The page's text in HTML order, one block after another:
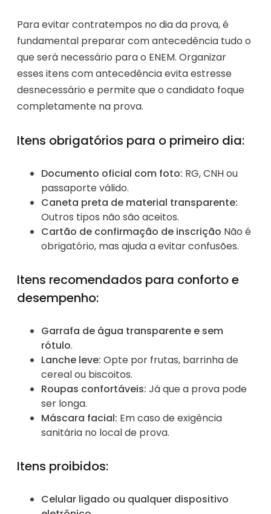
Para evitar contratempos no dia da prova, é
fundamental preparar com antecedência tudo o
que será necessário para o ENEM. Organizar
esses itens com antecedência evita estresse
desnecessário e permite que o candidato foque
completamente na prova.
Itens obrigatórios para o primeiro dia:
Documento oficial com foto: RG, CNH ou
passaporte válido.
Caneta preta de material transparente:
Outros tipos não são aceitos.
Cartão de confirmação de inscrição Não é
obrigatório, mas ajuda a evitar confusões.
Itens recomendados para conforto e
desempenho:
Garrafa de água transparente e sem
rótulo.
Lanche leve: Opte por frutas, barrinha de
cereal ou biscoitos.
Roupas confortáveis: Já que a prova pode
ser longa.
Máscara facial: Em caso de exigência
sanitária no local de prova.
Itens proibidos:
Celular ligado ou qualquer dispositivo